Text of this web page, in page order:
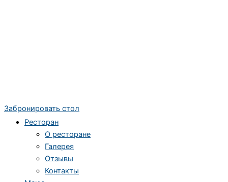
Забронировать стол
Ресторан
О ресторане
Галерея
Отзывы
Контакты